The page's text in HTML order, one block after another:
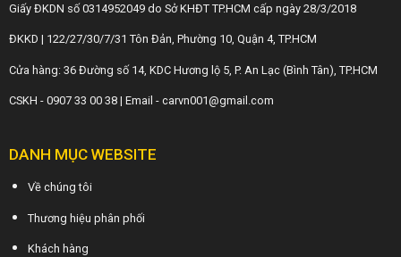
Giấy ĐKDN số 0314952049 do Sở KHĐT TP.HCM cấp ngày 28/3/2018
ĐKKD | 122/27/30/7/31 Tôn Đản, Phường 10, Quận 4, TP.HCM
Cửa hàng: 36 Đường số 14, KDC Hương lộ 5, P. An Lạc (Bình Tân), TP.HCM
CSKH - 0907 33 00 38 | Email - carvn001@gmail.com
DANH MỤC WEBSITE
Về chúng tôi
Thương hiệu phân phối
Khách hàng